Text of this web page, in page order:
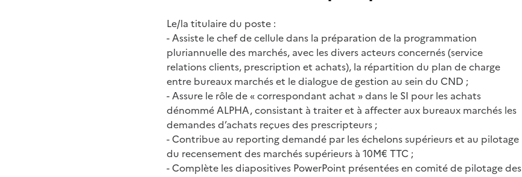
Le/la titulaire du poste :
- Assiste le chef de cellule dans la préparation de la programmation
pluriannuelle des marchés, avec les divers acteurs concernés (service
relations clients, prescription et achats), la répartition du plan de charge
entre bureaux marchés et le dialogue de gestion au sein du CND ;
- Assure le rôle de « correspondant achat » dans le SI pour les achats
dénommé ALPHA, consistant à traiter et à affecter aux bureaux marchés les
demandes d’achats reçues des prescripteurs ;
- Contribue au reporting demandé par les échelons supérieurs et au pilotage
du recensement des marchés supérieurs à 10M€ TTC ;
- Complète les diapositives PowerPoint présentées en comité de pilotage des